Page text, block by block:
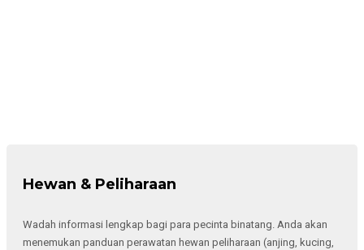
Hewan & Peliharaan
Wadah informasi lengkap bagi para pecinta binatang. Anda akan
menemukan panduan perawatan hewan peliharaan (anjing, kucing,